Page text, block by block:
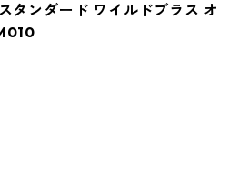
タンダード ワイルドブラス オ